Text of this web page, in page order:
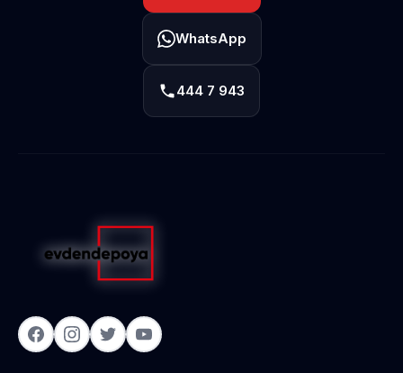
WhatsApp
444 7 943